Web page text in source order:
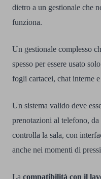
dietro a un gestionale che
funziona.
Un gestionale complesso
spesso per essere usato
fogli cartacei, chat interne
Un sistema valido deve
prenotazioni al telefono,
controlla la sala, con
anche nei momenti di
La compatibilità con il